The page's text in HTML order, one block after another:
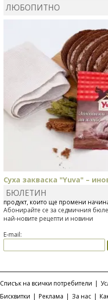
ЛЮБОПИТНО
Суха закваска "Yuva" –
Отскоро Лесафр България
продукт, който ще промени
БЮЛЕТИН
Абонирайте се за седмичния
най-новите рецепти и новини
E-mail:
Списък на всички потребители |
Бисквитки | Реклама | За нас |